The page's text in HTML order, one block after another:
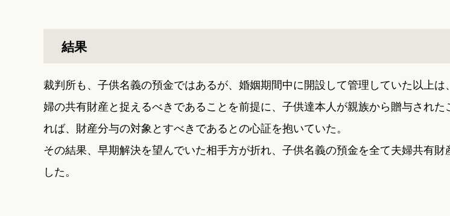
結果
裁判所も、子供名義の預金ではあるが、婚姻期間中に開設して管理していた以上は
婦の共有財産と捉えるべきであることを前提に、子供達本人が親族から贈与された
れば、財産分与の対象とすべきであるとの心証を抱いていた。
その結果、早期解決を望んでいた相手方が折れ、子供名義の預金を全て夫婦共有財
した。